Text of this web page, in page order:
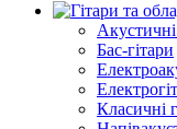
Акустичні
Бас-гітари
Класичні